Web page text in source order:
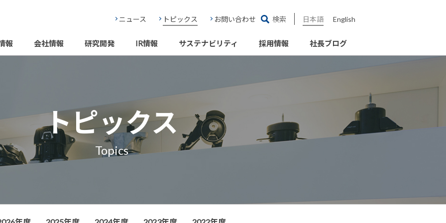
日本語 English
ニュース トピックス お問い合わせ 検索
報 会社情報 研究開発 IR情報 サステナビリティ 採用情報 社長ブログ
トピックス
Topics